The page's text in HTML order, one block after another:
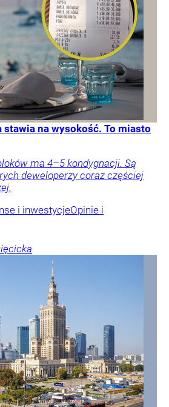
stawia na wysokość. To miasto
ma 4–5 kondygnacji. Są
deweloperzy coraz częściej
i inwestycjeOpinie i